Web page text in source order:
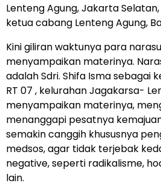
Lenteng Agung, Jakarta
ketua cabang Lenteng Agung,
Kini giliran waktunya para
menyampaikan materinya.
adalah Sdri. Shifa Isma sebagai
RT 07 , kelurahan Jagakarsa-
menyampaikan materinya,
menanggapi pesatnya
semakin canggih khususnya
medsos, agar tidak terjebak
negative, seperti radikalisme,
lain.